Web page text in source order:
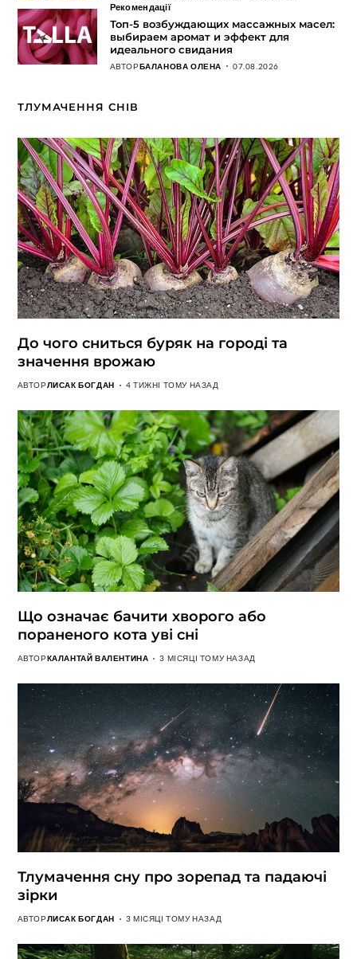
Рекомендації
Топ-5 возбуждающих массажных масел:
выбираем аромат и эффект для
идеального свидания
АВТОРБАЛАНОВА ОЛЕНА 07.08.2026
ТЛУМАЧЕННЯ СНІВ
До чого сниться буряк на городі та
значення врожаю
АВТОРЛИСАК БОГДАН 4 ТИЖНІ ТОМУ НАЗАД
Що означає бачити хворого або
пораненого кота уві сні
АВТОРКАЛАНТАЙ ВАЛЕНТИНА 3 МІСЯЦІ ТОМУ НАЗАД
Тлумачення сну про зорепад та падаючі
зірки
АВТОРЛИСАК БОГДАН 3 МІСЯЦІ ТОМУ НАЗАД